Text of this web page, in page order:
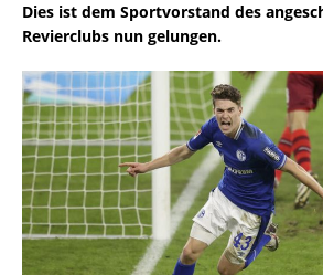
Dies ist dem Sportvorstand des
Revierclubs nun gelungen.